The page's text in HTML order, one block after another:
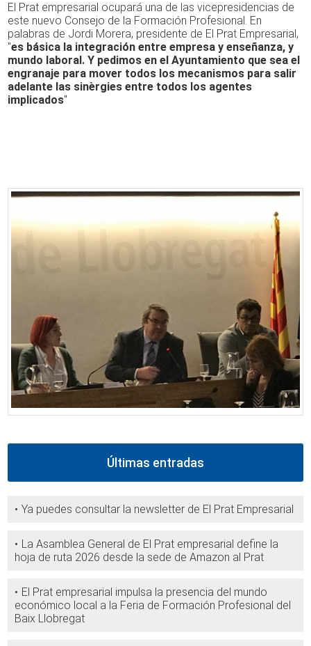
El Prat empresarial ocupará una de las vicepresidencias de
este nuevo Consejo de la Formación Profesional. En
palabras de Jordi Morera, presidente de El Prat Empresarial,
"es básica la integración entre empresa y enseñanza, y
mundo laboral. Y pedimos en el Ayuntamiento que sea el
engranaje para mover todos los mecanismos para salir
adelante las sinèrgies entre todos los agentes
implicados"
Últimas entradas
Ya puedes consultar la newsletter de El Prat Empresarial
La Asamblea General de El Prat empresarial define la
hoja de ruta 2026 desde la sede de Amazon al Prat
El Prat empresarial impulsa la presencia del mundo
económico local a la Feria de Formación Profesional del
Baix Llobregat